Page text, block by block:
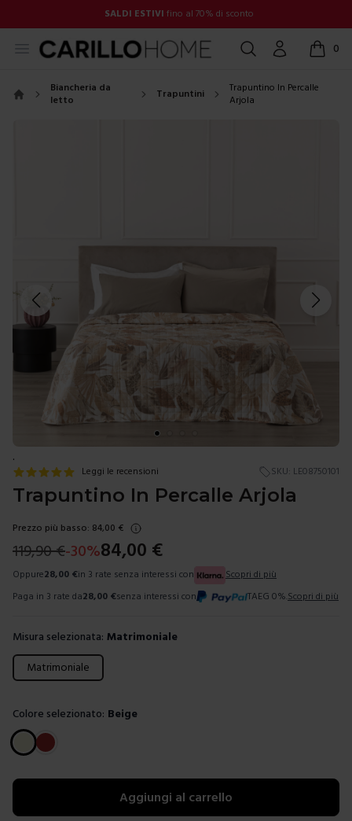
SALDI ESTIVI fino al 70% di sconto
Open menu Cerca Account 0
items
Biancheria da
letto
Trapuntini
Trapuntino In Percalle
Arjola
.
Leggi le recensioni SKU: LE08750101
Trapuntino In Percalle Arjola
Prezzo più basso: 84,00 €
119,90€-30%84,00 €
Oppure28,00 €in 3 rate senza interessi con
Scopri di più
Paga in 3 rate da28,00 €senza interessi con TAEG 0%. Scopri di più
Misura selezionata: Matrimoniale
Scegli una misura
Matrimoniale
Colore selezionato: Beige
Scegli un colore
Aggiungi al carrello